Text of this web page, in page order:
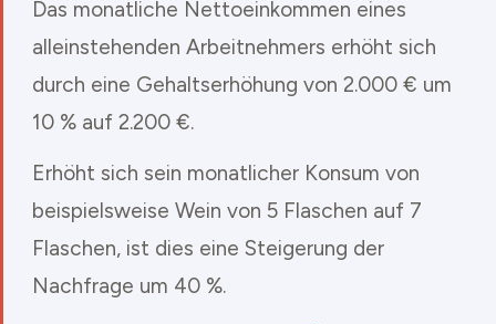
Das monatliche Nettoeinkommen eines
alleinstehenden Arbeitnehmers erhöht sich
durch eine Gehaltserhöhung von 2.000 € um
10 % auf 2.200 €.
Erhöht sich sein monatlicher Konsum von
beispielsweise Wein von 5 Flaschen auf 7
Flaschen, ist dies eine Steigerung der
Nachfrage um 40 %.